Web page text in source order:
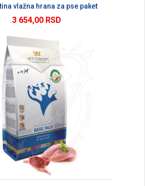
vlažna hrana za pse paket
3 654,00 RSD